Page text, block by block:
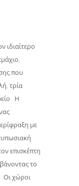
ιδιαίτερο
που
τρία
Η
με
επισκέπτη
το
Οι χώροι